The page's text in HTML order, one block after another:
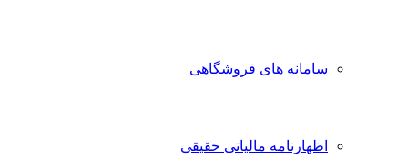
سامانه های فروشگاهی
اظهارنامه مالیاتی حقیقی